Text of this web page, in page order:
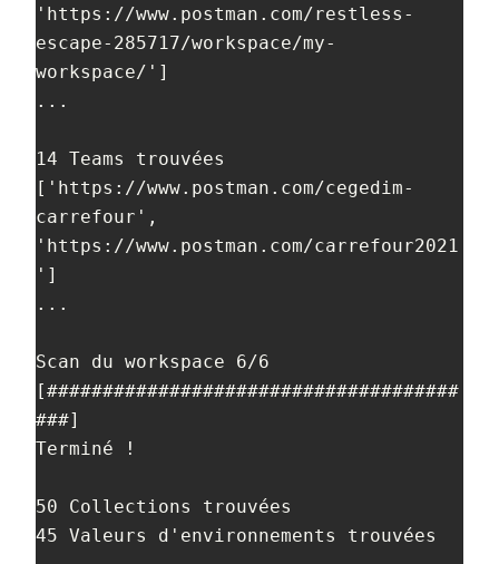
'https://www.postman.com/restless-
escape-285717/workspace/my-
workspace/']
...
14 Teams trouvées
['https://www.postman.com/cegedim-
carrefour',
'https://www.postman.com/carrefour2021
']
...
Scan du workspace 6/6
[#####################################
###]
Terminé !
50 Collections trouvées
45 Valeurs d'environnements trouvées